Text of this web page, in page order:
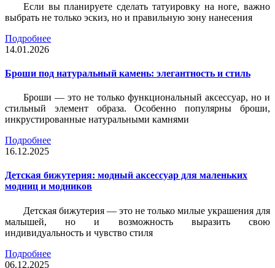
Если вы планируете сделать татуировку на ноге, важно
выбрать не только эскиз, но и правильную зону нанесения
Подробнее
14.01.2026
Броши под натуральный камень: элегантность и стиль
Броши — это не только функциональный аксессуар, но и
стильный элемент образа. Особенно популярны броши,
инкрустированные натуральными камнями
Подробнее
16.12.2025
Детская бижутерия: модный аксессуар для маленьких
модниц и модников
Детская бижутерия — это не только милые украшения для
малышей, но и возможность выразить свою
индивидуальность и чувство стиля
Подробнее
06.12.2025